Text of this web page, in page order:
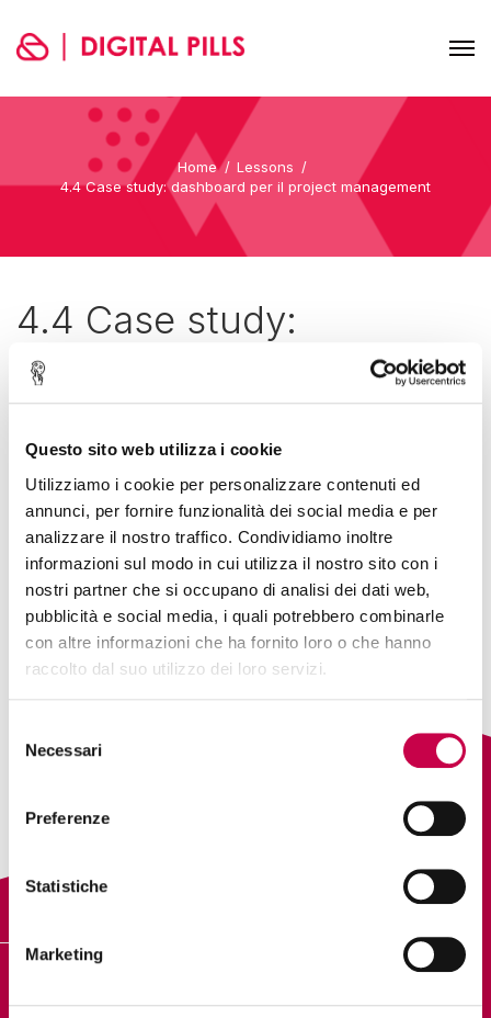
Questo sito web utilizza i cookie
Utilizziamo i cookie per personalizzare contenuti ed
annunci, per fornire funzionalità dei social media e per
analizzare il nostro traffico. Condividiamo inoltre
informazioni sul modo in cui utilizza il nostro sito con i
nostri partner che si occupano di analisi dei dati web,
pubblicità e social media, i quali potrebbero combinarle
con altre informazioni che ha fornito loro o che hanno
raccolto dal suo utilizzo dei loro servizi.
delNecessari
Preferenze
Statistiche
Marketing
Home
Lessons
4.4 Case study: dashboard per il project management
4.4 Case study:
dashboard per il project
management
Please sign up for thecoursebefore
starting the lesson.
4.3 Case study: la dashboard per un e-commerce
4.5 Case study: dashboard Spotify
Studio> Case study ed esempi di visualizzazione